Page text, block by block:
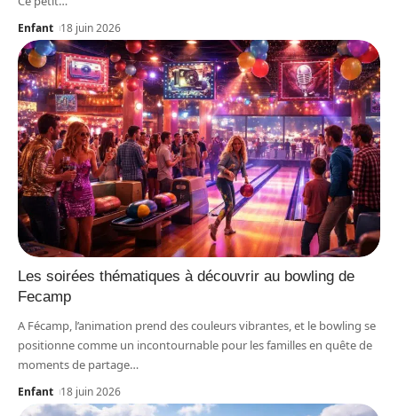
Enfant 18 juin 2026
Les soirées thématiques à découvrir au bowling de
Fecamp
A Fécamp, l’animation prend des couleurs vibrantes, et le bowling se
positionne comme un incontournable pour les familles en quête de
moments de partage…
Enfant 18 juin 2026